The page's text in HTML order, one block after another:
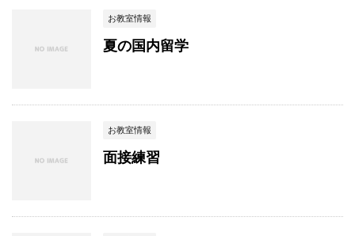
お教室情報
夏の国内留学
お教室情報
面接練習